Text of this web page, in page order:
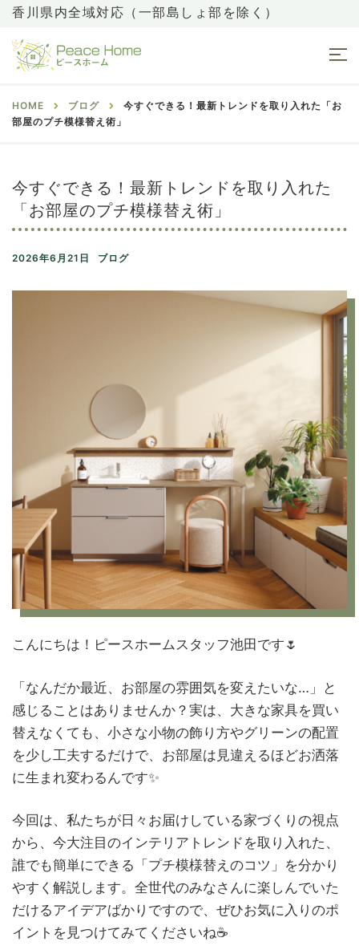
香川県内全域対応（一部島しょ部を除く）
HOME ブログ
今すぐできる！最新トレンドを取り入れた「お
部屋のプチ模様替え術」
今すぐできる！最新トレンドを取り入れた
「お部屋のプチ模様替え術」
2026年6月21日 ブログ
こんにちは！ピースホームスタッフ池田です🌷
「なんだか最近、お部屋の雰囲気を変えたいな…」と
感じることはありませんか？実は、大きな家具を買い
替えなくても、小さな小物の飾り方やグリーンの配置
を少し工夫するだけで、お部屋は見違えるほどお洒落
に生まれ変わるんです✨
今回は、私たちが日々お届けしている家づくりの視点
から、今大注目のインテリアトレンドを取り入れた、
誰でも簡単にできる「プチ模様替えのコツ」を分かり
やすく解説します。全世代のみなさんに楽しんでいた
だけるアイデアばかりですので、ぜひお気に入りのポ
イントを見つけてみてくださいね☕